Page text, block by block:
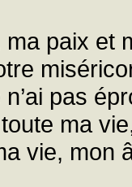
paix et
pas
ma
vie, mon